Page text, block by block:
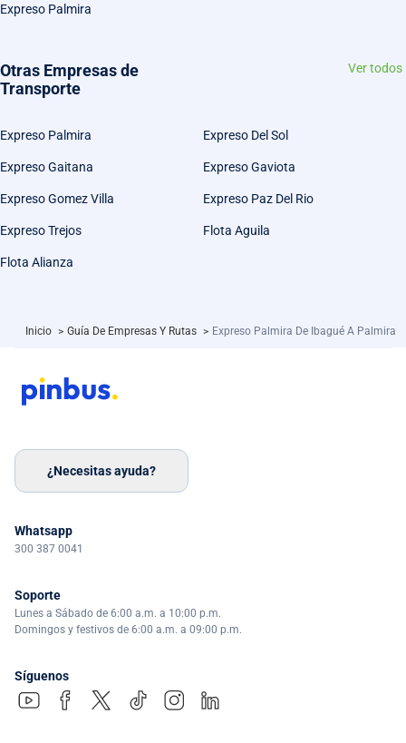
Expreso Palmira
Otras Empresas de
Transporte
Ver todos
Expreso Palmira Expreso Del Sol
Expreso Gaitana Expreso Gaviota
Expreso Gomez Villa Expreso Paz Del Rio
Expreso Trejos Flota Aguila
Flota Alianza
Inicio > Guía De Empresas Y Rutas > Expreso Palmira De Ibagué A Palmira
¿Necesitas ayuda?
Whatsapp
300 387 0041
Soporte
Lunes a Sábado de 6:00 a.m. a 10:00 p.m.
Domingos y festivos de 6:00 a.m. a 09:00 p.m.
Síguenos